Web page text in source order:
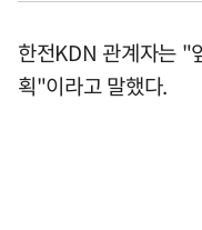
한전KDN 관계자는 "
획"이라고 말했다.